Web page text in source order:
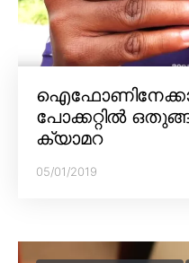
പോക്കറ്റിൽ
ക്യാമറ
05/01/2019